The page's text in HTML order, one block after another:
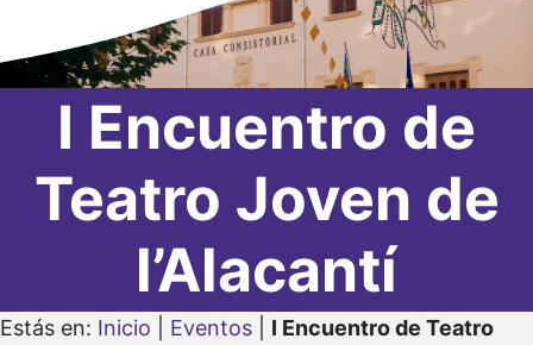
I Encuentro de
Teatro Joven de
l’Alacantí
Estás en: Inicio Eventos
I Encuentro de Teatro